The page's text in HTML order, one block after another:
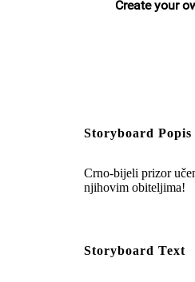
Storyboard Popis
Crno-bijeli prizor
njihovim obiteljima!
Storyboard Text